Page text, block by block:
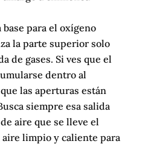
base para el oxígeno
la parte superior solo
de gases. Si ves que el
dentro al
las aperturas están
siempre esa salida
aire que se lleve el
limpio y caliente para